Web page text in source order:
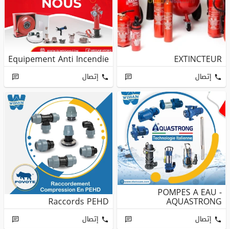
EXTINCTEUR
إتصال
Equipement Anti Incendie
إتصال
POMPES A EAU -
AQUASTRONG
إتصال
Raccords PEHD
إتصال